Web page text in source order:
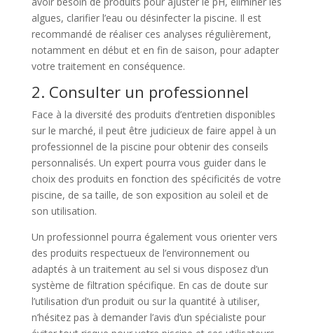
algues, clarifier l’eau ou désinfecter la piscine. Il est
recommandé de réaliser ces analyses régulièrement,
notamment en début et en fin de saison, pour adapter
votre traitement en conséquence.
2. Consulter un professionnel
Face à la diversité des produits d’entretien disponibles
sur le marché, il peut être judicieux de faire appel à un
professionnel de la piscine pour obtenir des conseils
personnalisés. Un expert pourra vous guider dans le
choix des produits en fonction des spécificités de votre
piscine, de sa taille, de son exposition au soleil et de
son utilisation.
Un professionnel pourra également vous orienter vers
des produits respectueux de l’environnement ou
adaptés à un traitement au sel si vous disposez d’un
système de filtration spécifique. En cas de doute sur
l’utilisation d’un produit ou sur la quantité à utiliser,
n’hésitez pas à demander l’avis d’un spécialiste pour